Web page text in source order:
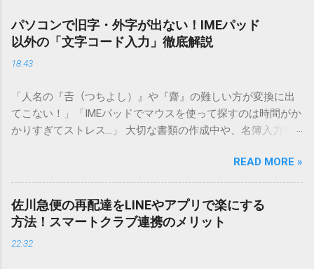
パソコンで旧字・外字が出ない！IMEパッド
以外の「文字コード入力」徹底解説
18:43
「人名の『𠮷（つちよし）』や『齋』の難しい方が変換に出
てこない！」「IMEパッドでマウスを使って探すのは時間がか
かりすぎてストレス…」 大切な書類の作成中や、名簿入力を
てしまいますよね。多くの人が「IMEパッド（手書き入力）」
を使いますが、実はマウスで一画ずつ書くのは非効率です
し、似た漢字が多すぎて結局見つからないことも少なくあり
ません。 そこで今回は、IMEパッドを使わずに、特定のコー
ドを打ち込むだけで一瞬で旧字や外字、特殊記号を呼び出す
「文字コード入力」のテクニックを詳しく解説します。 この
READ MORE »
佐川急便の再配達をLINEやアプリで楽にする
方法！スマートクラブ連携のメリット
22:32